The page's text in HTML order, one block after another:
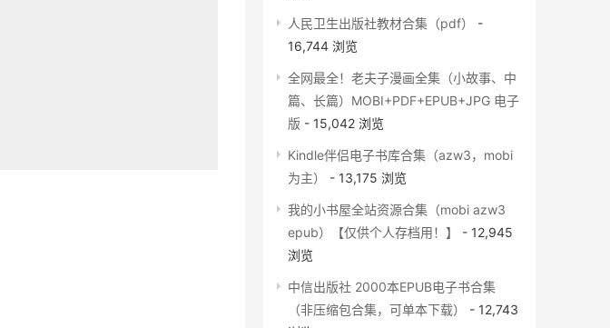
人民卫生出版社教材合集（pdf）
-
16,744 浏览
全网最全！老夫子漫画全集（小故事、中
篇、长篇）MOBI+PDF+EPUB+JPG 电子
版 - 15,042 浏览
Kindle伴侣电子书库合集（azw3，mobi
为主）
- 13,175 浏览
我的小书屋全站资源合集（mobi azw3
epub）【仅供个人存档用！】
- 12,945
浏览
中信出版社 2000本EPUB电子书合集
（非压缩包合集，可单本下载）
- 12,743